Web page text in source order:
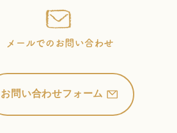
メールでのお問い合わせ
お問い合わせフォーム